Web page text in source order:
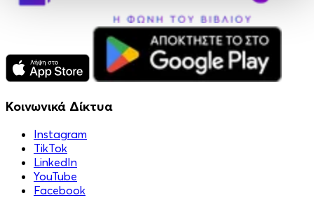
Κοινωνικά Δίκτυα
Instagram
TikTok
LinkedIn
YouTube
Facebook